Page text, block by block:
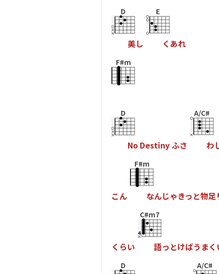
D
美し
E
く あれ
F#m
D
No Destinyふさ
A/C#
わ
こん
F#m
なんじゃきっ と物足
く らい
C#m7
語っ とけばう まく
D A/C#